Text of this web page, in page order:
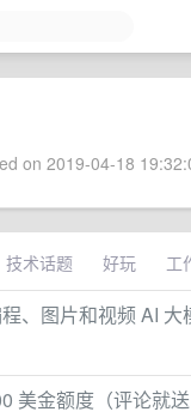
on 2019-04-18
技术话题 好玩 工
、图片和视频 AI 大
金额度（评论就送